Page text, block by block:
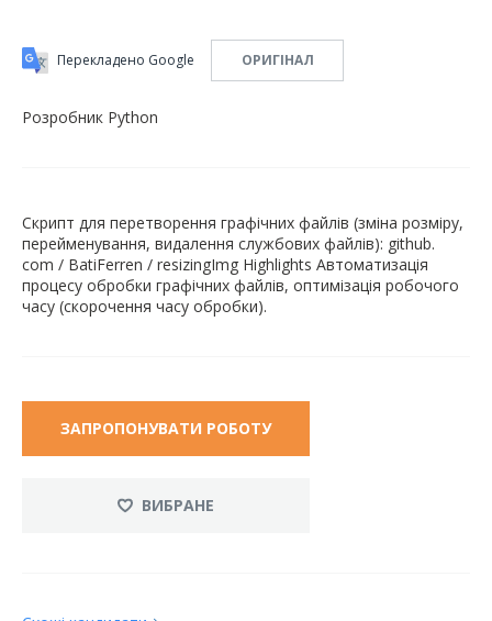
Перекладено Google ОРИГІНАЛ
Розробник Python
Скрипт для перетворення графічних файлів (зміна розміру,
перейменування, видалення службових файлів): github.
com / BatiFerren / resizingImg Highlights Автоматизація
процесу обробки графічних файлів, оптимізація робочого
часу (скорочення часу обробки).
ЗАПРОПОНУВАТИ РОБОТУ
ВИБРАНЕ